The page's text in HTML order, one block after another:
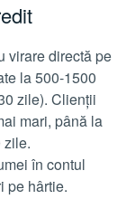
virare directă pe
la 500-1500
zile). Clienții
mari, până la
zile.
în contul
pe hârtie.